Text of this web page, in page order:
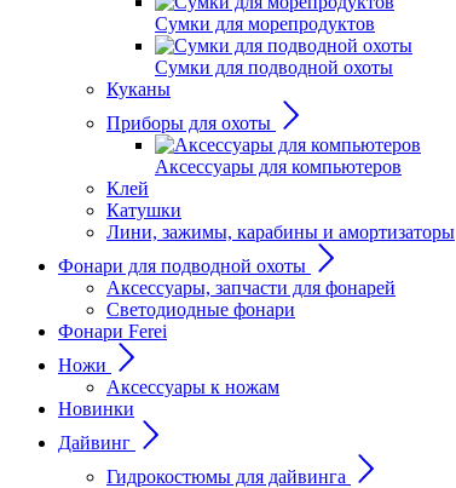
Сумки для морепродуктов
Сумки для подводной охоты
Куканы
Приборы для охоты
Аксессуары для компьютеров
Клей
Катушки
Лини, зажимы, карабины и амортизаторы
Фонари для подводной охоты
Аксессуары, запчасти для фонарей
Светодиодные фонари
Фонари Ferei
Ножи
Аксессуары к ножам
Новинки
Дайвинг
Гидрокостюмы для дайвинга